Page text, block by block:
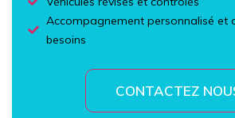
Accompagnement personnalisé et
besoins
CONTACTEZ